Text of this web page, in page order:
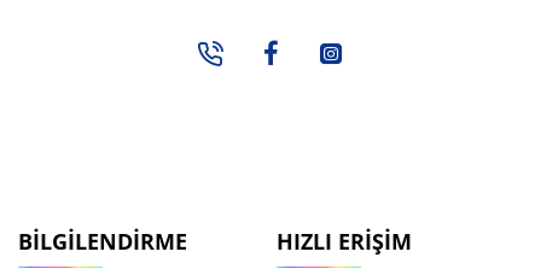
BILGILENDIRME HIZLI ERIŞIM